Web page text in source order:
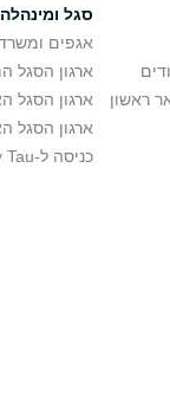
ראשון
סגל ומינהלה
אגפים
ארגון הסגל
ארגון הסגל
ארגון הסגל
כניסה ל-My Tau